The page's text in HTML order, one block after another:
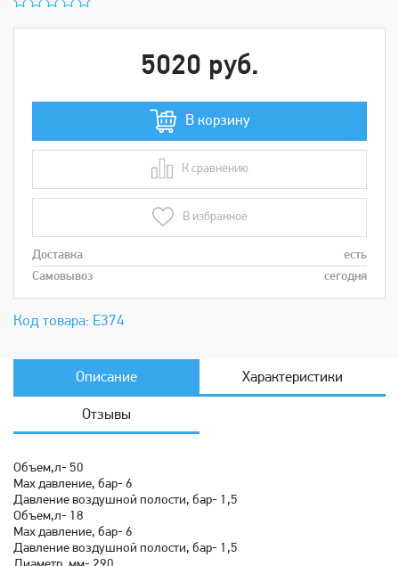
Код товара: Е374
5020 руб.
В корзину
К сравнению
В сравнении
В избранное
Доставка
есть
Самовывоз
сегодня
Описание Характеристики
Отзывы
Объем,л- 50
Мах давление, бар- 6
Давление воздушной полости, бар- 1,5
Объем,л- 18
Мах давление, бар- 6
Давление воздушной полости, бар- 1,5